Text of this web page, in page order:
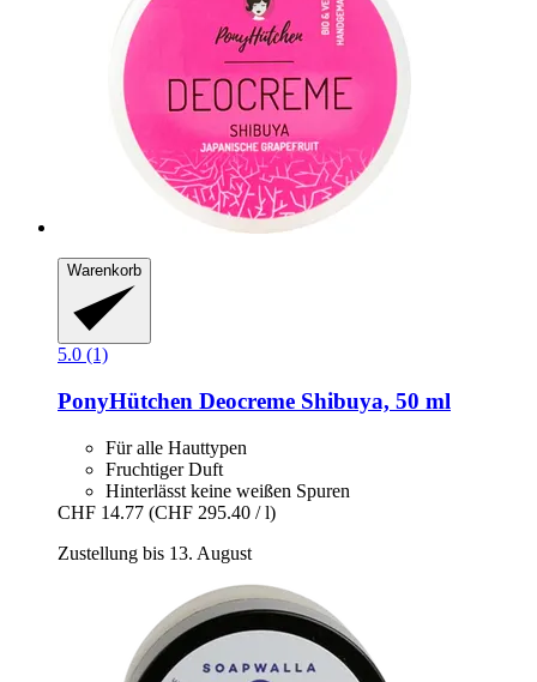
Warenkorb
5.0 (1)
PonyHütchen Deocreme Shibuya, 50 ml
Für alle Hauttypen
Fruchtiger Duft
Hinterlässt keine weißen Spuren
CHF 14.77 (CHF 295.40 / l)
Zustellung bis 13. August